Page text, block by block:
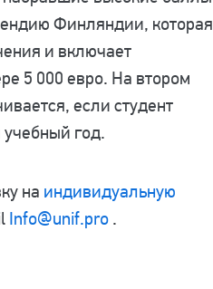
Финляндии, которая
и включает
5 000 евро. На втором
если студент
год.
на индивидуальную
Info@unif.pro .